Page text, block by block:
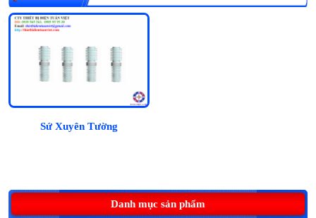
Danh mục sản phẩm
Sứ Xuyên Tường